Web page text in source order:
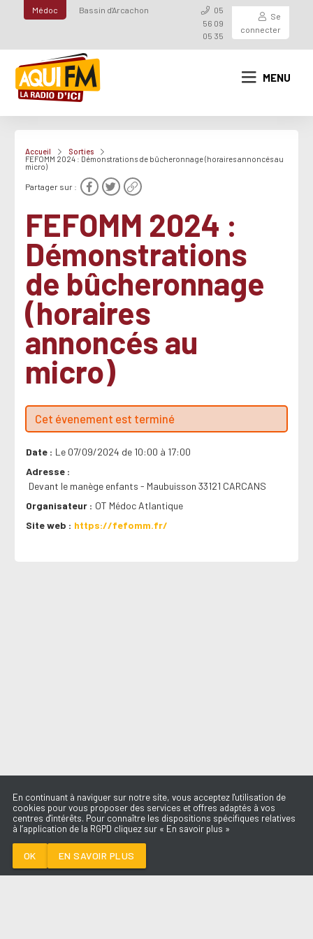
Médoc Bassin d'Arcachon
05
56 09
05 35
Se
connecter
MENU
Accueil
Sorties
FEFOMM 2024 : Démonstrations de bûcheronnage (horaires annoncés au
micro)
Partager sur :
FEFOMM 2024 :
Démonstrations
de bûcheronnage
(horaires
annoncés au
micro)
Cet évenement est terminé
Date
Le 07/09/2024 de 10:00 à 17:00
Adresse
Devant le manège enfants - Maubuisson 33121 CARCANS
Organisateur
OT Médoc Atlantique
Site web
https://fefomm.fr/
En continuant à naviguer sur notre site, vous acceptez l'utilisation de
cookies pour vous proposer des services et offres adaptés à vos
centres d'intérêts. Pour connaître les dispositions spécifiques relatives
à l’application de la RGPD cliquez sur « En savoir plus »
OK EN SAVOIR PLUS